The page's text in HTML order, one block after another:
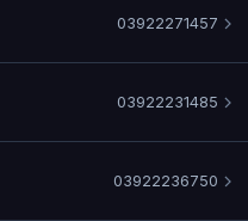
03922271457
03922231485
03922236750